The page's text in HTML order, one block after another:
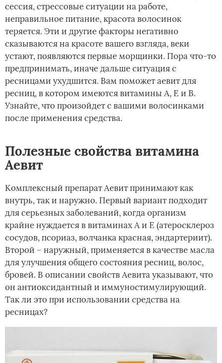
сессия, стрессовые ситуации на работе,
неправильное питание, красота волосинок
теряется. Эти и другие факторы негативно
сказываются на красоте вашего взгляда, веки
устают, появляются первые морщинки. Пора что-то
предпринимать, иначе дальше ситуация с
ресницами ухудшится. Вам поможет аевит для
ресниц, в котором имеются витамины А, Е и В.
Узнайте, что произойдет с вашими волосинками
после применения средства.
Полезные свойства витамина
Аевит
Комплексный препарат Аевит принимают как
внутрь, так и наружно. Первый вариант подходит
для серьезных заболеваний, когда организм
крайне нуждается в витаминах А и Е (атеросклероз
сосудов, псориаз, волчанка красная, эндартериит).
Второй – наружный, применяется в качестве масла
для улучшения общего состояния ресниц, волос,
бровей. В описании свойств Аевита указывают, что
он антиоксидантный и иммуностимулирующий.
Так ли это при использовании средства на
ресницах?